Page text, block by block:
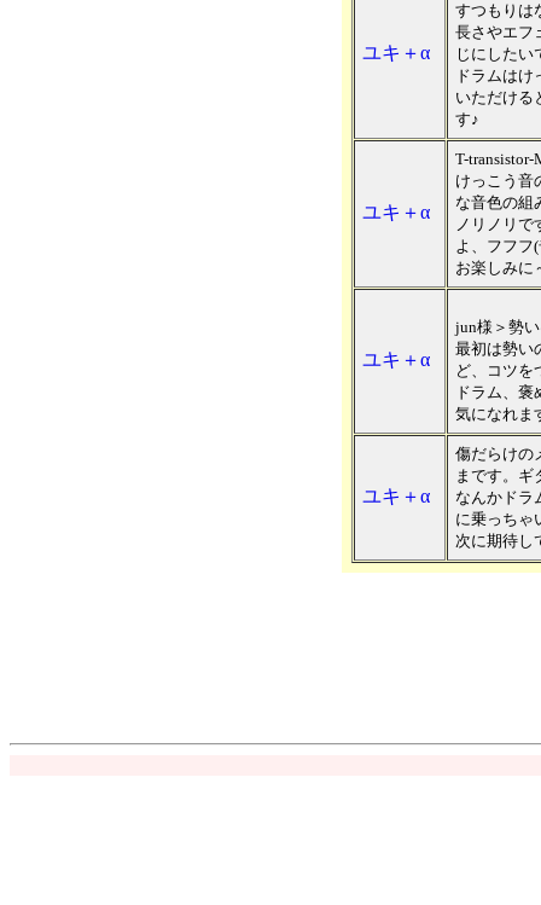
ユキ＋α
すつもりは
長さやエフ
じにしたい
ドラムは
いただける
す♪
ユキ＋α
T-
けっこう音
な音色の組
ノリノリで
よ、フフフ
お楽しみに
ユキ＋α
jun様＞勢
最初は勢い
ど、コツ
ドラム、
気になれま
ユキ＋α
傷だらけの
まです。ギ
なんかドラ
に乗っちゃ
次に期待